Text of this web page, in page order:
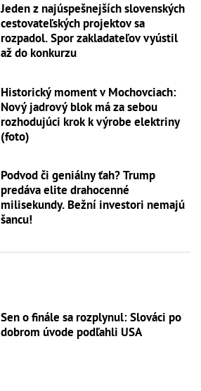
Jeden z najúspešnejších slovenských
cestovateľských projektov sa
rozpadol. Spor zakladateľov vyústil
až do konkurzu
Historický moment v Mochovciach:
Nový jadrový blok má za sebou
rozhodujúci krok k výrobe elektriny
(foto)
Podvod či geniálny ťah? Trump
predáva elite drahocenné
milisekundy. Bežní investori nemajú
šancu!
Sen o finále sa rozplynul: Slováci po
dobrom úvode podľahli USA